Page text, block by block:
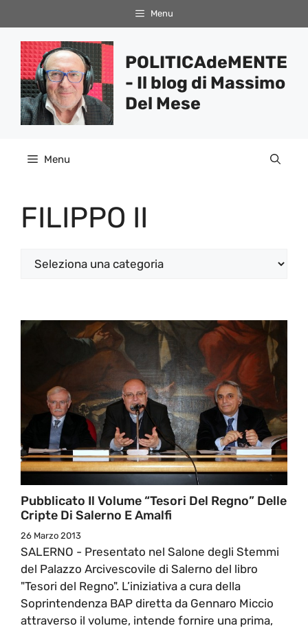
al
contenuto
Menu
POLITICAdeMENTE
- Il blog di Massimo
Del Mese
Menu
FILIPPO II
Categorie
Pubblicato Il Volume “Tesori Del Regno” Delle
Cripte Di Salerno E Amalfi
26 Marzo 2013
SALERNO - Presentato nel Salone degli Stemmi
del Palazzo Arcivescovile di Salerno del libro
"Tesori del Regno". L’iniziativa a cura della
Soprintendenza BAP diretta da Gennaro Miccio
attraverso il volume, intende fornire una prima,